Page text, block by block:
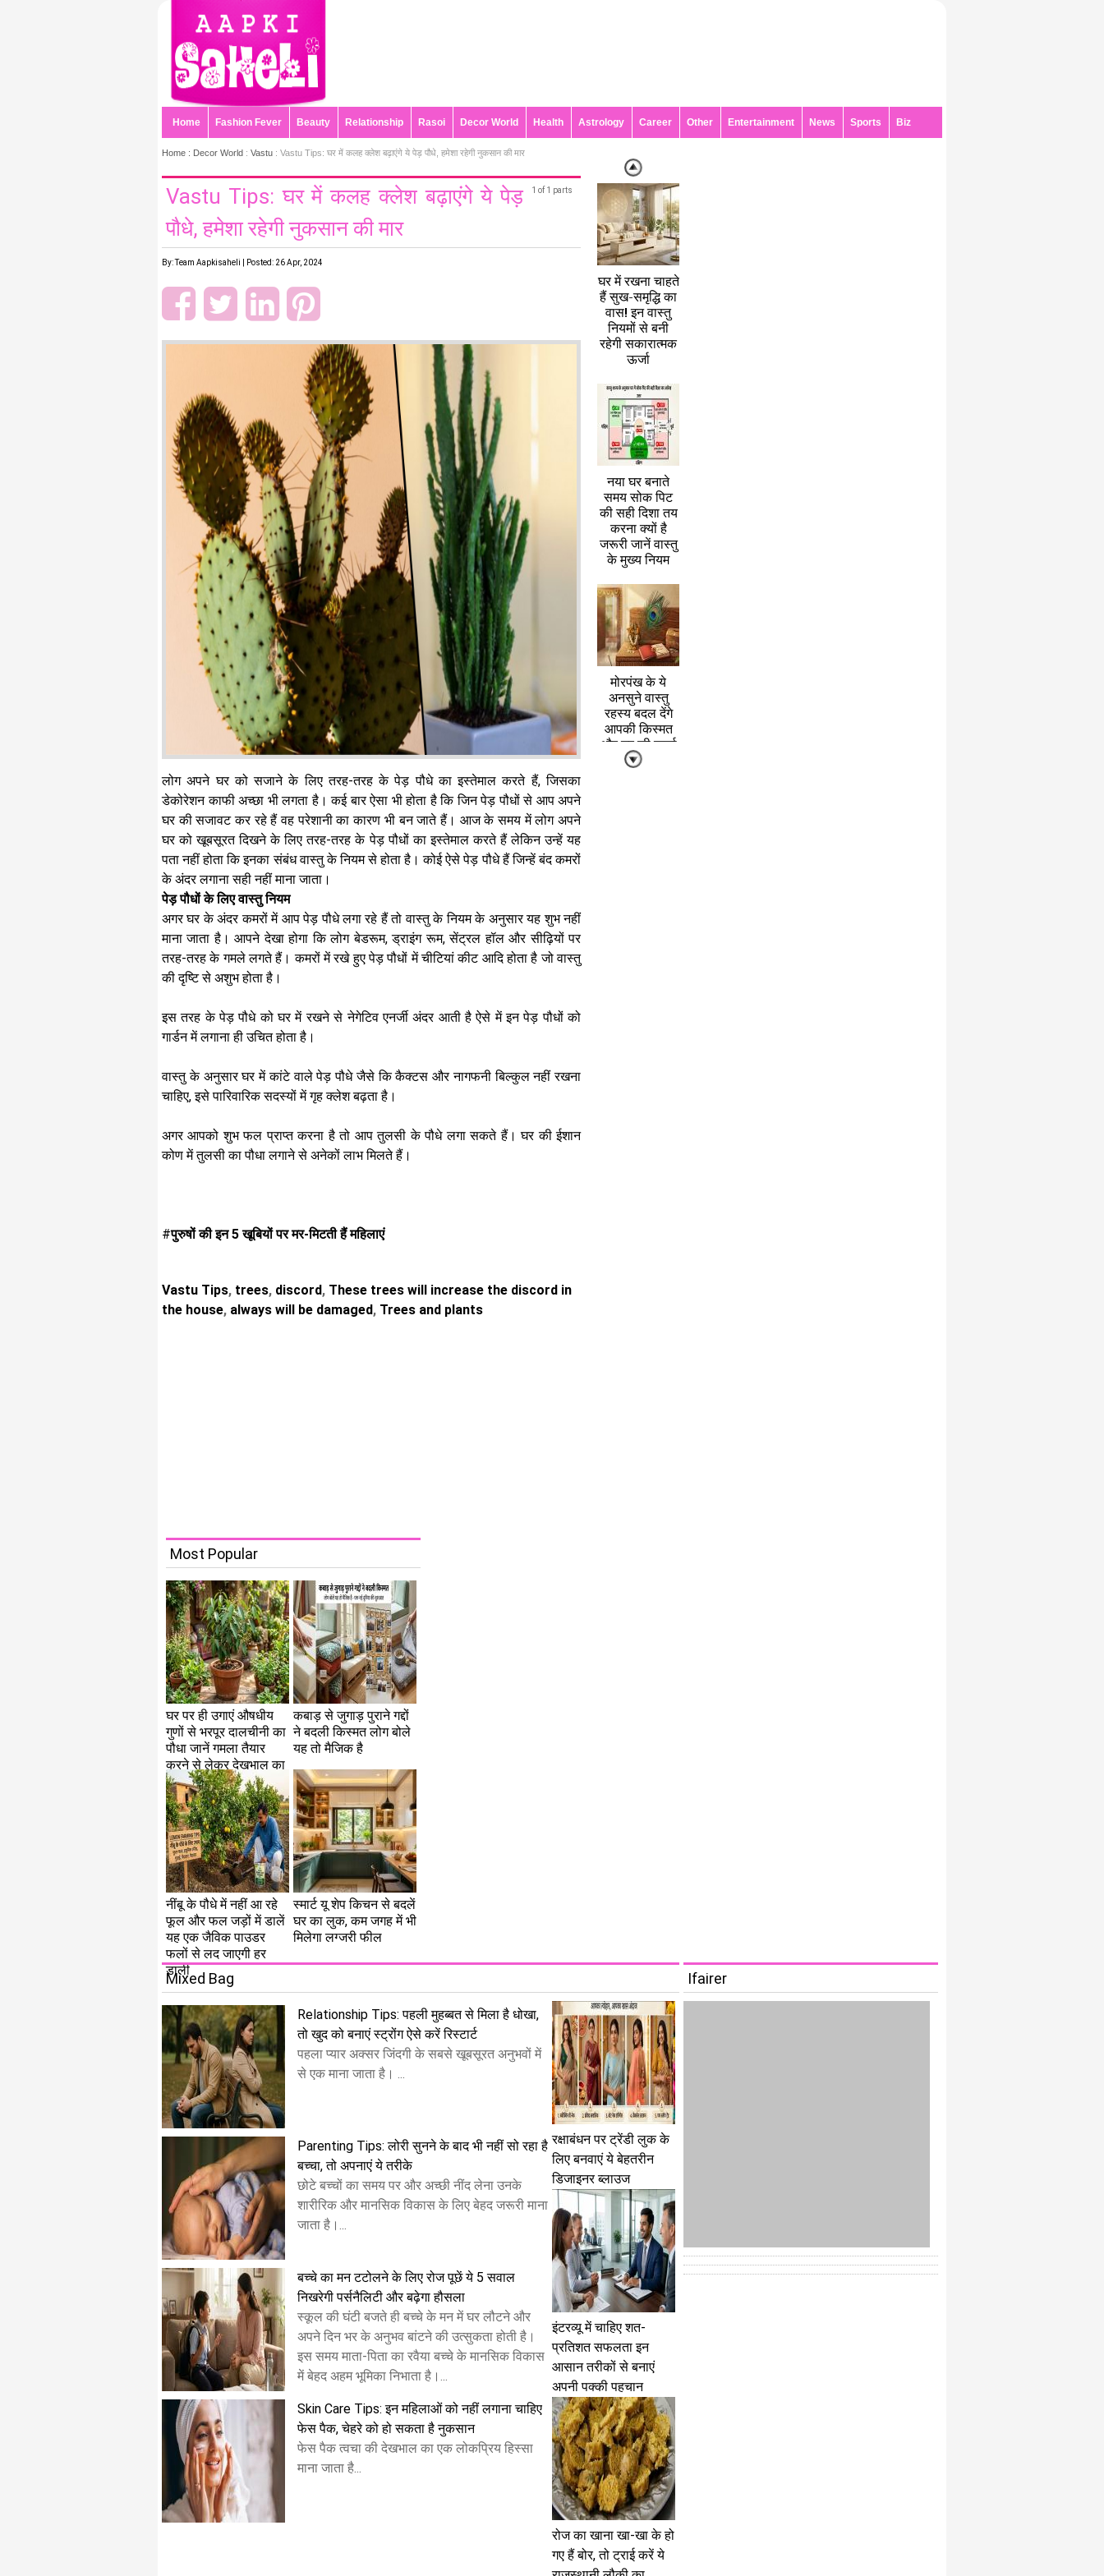
Home Fashion Fever Beauty Relationship Rasoi Decor World Health Astrology Career Other Entertainment News Sports Biz
Home : Decor World : Vastu : Vastu Tips: घर में कलह क्लेश बढ़ाएंगे ये पेड़ पौधे, हमेशा रहेगी नुकसान की मार
1 of 1 parts
Vastu Tips: घर में कलह क्लेश बढ़ाएंगे ये पेड़
पौधे, हमेशा रहेगी नुकसान की मार
By: Team Aapkisaheli | Posted: 26 Apr, 2024
लोग अपने घर को सजाने के लिए तरह-तरह के पेड़ पौधे का इस्तेमाल करते हैं, जिसका
डेकोरेशन काफी अच्छा भी लगता है। कई बार ऐसा भी होता है कि जिन पेड़ पौधों से आप अपने
घर की सजावट कर रहे हैं वह परेशानी का कारण भी बन जाते हैं। आज के समय में लोग अपने
घर को खूबसूरत दिखने के लिए तरह-तरह के पेड़ पौधों का इस्तेमाल करते हैं लेकिन उन्हें यह
पता नहीं होता कि इनका संबंध वास्तु के नियम से होता है। कोई ऐसे पेड़ पौधे हैं जिन्हें बंद कमरों
के अंदर लगाना सही नहीं माना जाता।
पेड़ पौधों के लिए वास्तु नियम
अगर घर के अंदर कमरों में आप पेड़ पौधे लगा रहे हैं तो वास्तु के नियम के अनुसार यह शुभ नहीं
माना जाता है। आपने देखा होगा कि लोग बेडरूम, ड्राइंग रूम, सेंट्रल हॉल और सीढ़ियों पर
तरह-तरह के गमले लगते हैं। कमरों में रखे हुए पेड़ पौधों में चीटियां कीट आदि होता है जो वास्तु
की दृष्टि से अशुभ होता है।
इस तरह के पेड़ पौधे को घर में रखने से नेगेटिव एनर्जी अंदर आती है ऐसे में इन पेड़ पौधों को
गार्डन में लगाना ही उचित होता है।
वास्तु के अनुसार घर में कांटे वाले पेड़ पौधे जैसे कि कैक्टस और नागफनी बिल्कुल नहीं रखना
चाहिए, इसे पारिवारिक सदस्यों में गृह क्लेश बढ़ता है।
अगर आपको शुभ फल प्राप्त करना है तो आप तुलसी के पौधे लगा सकते हैं। घर की ईशान
कोण में तुलसी का पौधा लगाने से अनेकों लाभ मिलते हैं।
#पुरुषों की इन 5 खूबियों पर मर-मिटती हैं महिलाएं
Vastu Tips, trees, discord, These trees will increase the discord in
the house, always will be damaged, Trees and plants
घर में रखना चाहते
हैं सुख-समृद्धि का
वास! इन वास्तु
नियमों से बनी
रहेगी सकारात्मक
ऊर्जा
नया घर बनाते
समय सोक पिट
की सही दिशा तय
करना क्यों है
जरूरी जानें वास्तु
के मुख्य नियम
मोरपंख के ये
अनसुने वास्तु
रहस्य बदल देंगे
आपकी किस्मत
और घर की ऊर्जा
Most Popular
घर पर ही उगाएं औषधीय
गुणों से भरपूर दालचीनी का
पौधा जानें गमला तैयार
करने से लेकर देखभाल का
सही तरीका
कबाड़ से जुगाड़ पुराने गद्दों
ने बदली किस्मत लोग बोले
यह तो मैजिक है
नींबू के पौधे में नहीं आ रहे
फूल और फल जड़ों में डालें
यह एक जैविक पाउडर
फलों से लद जाएगी हर
डाली
स्मार्ट यू शेप किचन से बदलें
घर का लुक, कम जगह में भी
मिलेगा लग्जरी फील
Mixed Bag
Relationship Tips: पहली मुहब्बत से मिला है धोखा,
तो खुद को बनाएं स्ट्रोंग ऐसे करें रिस्टार्ट
पहला प्यार अक्सर जिंदगी के सबसे खूबसूरत अनुभवों में
से एक माना जाता है। ...
Parenting Tips: लोरी सुनने के बाद भी नहीं सो रहा है
बच्चा, तो अपनाएं ये तरीके
छोटे बच्चों का समय पर और अच्छी नींद लेना उनके
शारीरिक और मानसिक विकास के लिए बेहद जरूरी माना
जाता है।...
बच्चे का मन टटोलने के लिए रोज पूछें ये 5 सवाल
निखरेगी पर्सनैलिटी और बढ़ेगा हौसला
स्कूल की घंटी बजते ही बच्चे के मन में घर लौटने और
अपने दिन भर के अनुभव बांटने की उत्सुकता होती है।
इस समय माता-पिता का रवैया बच्चे के मानसिक विकास
में बेहद अहम भूमिका निभाता है।...
Skin Care Tips: इन महिलाओं को नहीं लगाना चाहिए
फेस पैक, चेहरे को हो सकता है नुकसान
फेस पैक त्वचा की देखभाल का एक लोकप्रिय हिस्सा
माना जाता है...
रक्षाबंधन पर ट्रेंडी लुक के
लिए बनवाएं ये बेहतरीन
डिजाइनर ब्लाउज
इंटरव्यू में चाहिए शत-
प्रतिशत सफलता इन
आसान तरीकों से बनाएं
अपनी पक्की पहचान
रोज का खाना खा-खा के हो
गए हैं बोर, तो ट्राई करें ये
Ifairer